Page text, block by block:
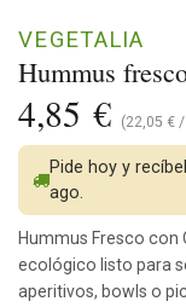
Hummus
VEGETALIA
4,85 € (22,05 € /
Pide hoy y
ago.
Hummus Fresco con
ecológico listo para
aperitivos, bowls o